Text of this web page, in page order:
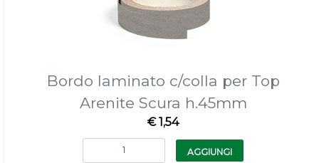
Bordo laminato c/colla per Top
Arenite Scura h.45mm
€ 1,54
Quantità
AGGIUNGI